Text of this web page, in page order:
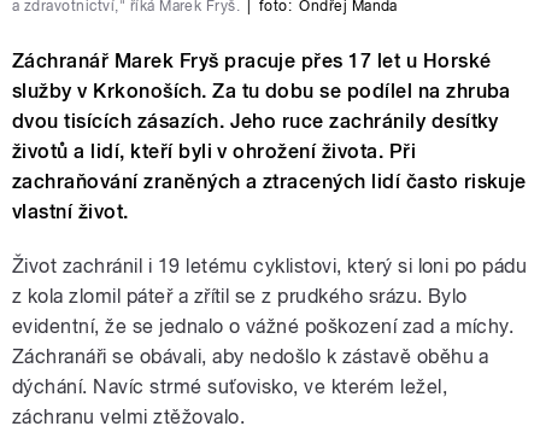
a zdravotnictví," říká Marek Fryš.
foto: Ondřej Manda
Záchranář Marek Fryš pracuje přes 17 let u Horské
služby v Krkonoších. Za tu dobu se podílel na zhruba
dvou tisících zásazích. Jeho ruce zachránily desítky
životů a lidí, kteří byli v ohrožení života. Při
zachraňování zraněných a ztracených lidí často riskuje
vlastní život.
Život zachránil i 19 letému cyklistovi, který si loni po pádu
z kola zlomil páteř a zřítil se z prudkého srázu. Bylo
evidentní, že se jednalo o vážné poškození zad a míchy.
Záchranáři se obávali, aby nedošlo k zástavě oběhu a
dýchání. Navíc strmé suťovisko, ve kterém ležel,
záchranu velmi ztěžovalo.